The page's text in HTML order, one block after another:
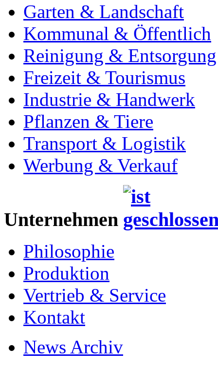
Garten & Landschaft
Kommunal & Öffentlich
Reinigung & Entsorgung
Freizeit & Tourismus
Industrie & Handwerk
Pflanzen & Tiere
Transport & Logistik
Werbung & Verkauf
Unternehmen
Philosophie
Produktion
Vertrieb & Service
Kontakt
News Archiv